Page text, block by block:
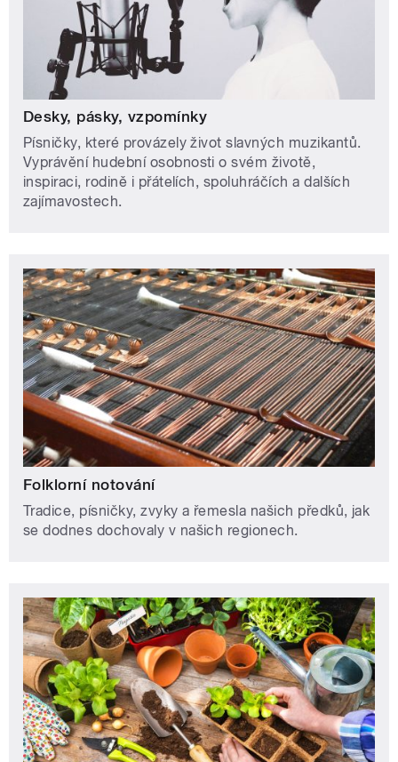
Desky, pásky, vzpomínky
Písničky, které provázely život slavných muzikantů.
Vyprávění hudební osobnosti o svém životě,
inspiraci, rodině i přátelích, spoluhráčích a dalších
zajímavostech.
Folklorní notování
Tradice, písničky, zvyky a řemesla našich předků, jak
se dodnes dochovaly v našich regionech.